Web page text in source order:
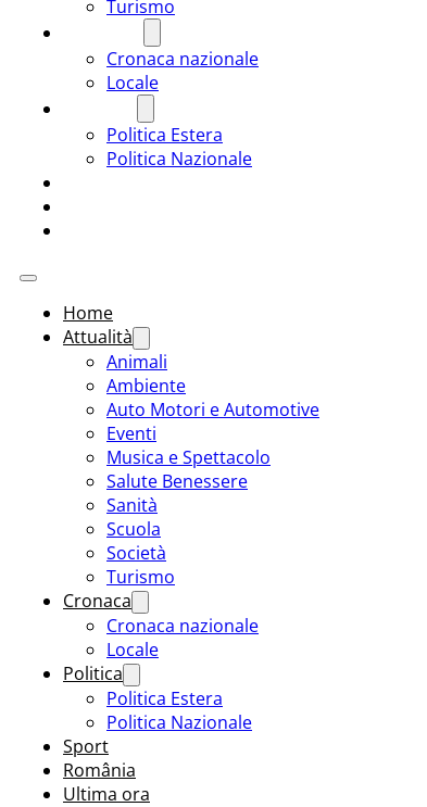
Turismo
Cronaca nazionale
Locale
Politica Estera
Politica Nazionale
Home
Attualità
Animali
Ambiente
Auto Motori e Automotive
Eventi
Musica e Spettacolo
Salute Benessere
Sanità
Scuola
Società
Turismo
Cronaca
Cronaca nazionale
Locale
Politica
Politica Estera
Politica Nazionale
Sport
România
Ultima ora